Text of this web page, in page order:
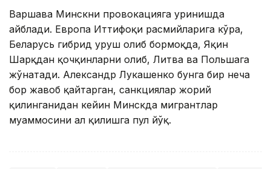
Варшава Минскни провокацияга уринишда
айблади. Европа Иттифоқи расмийларига кўра,
Беларусь гибрид уруш олиб бормоқда, Яқин
Шарқдан қочқинларни олиб, Литва ва Польшага
жўнатади. Aлександр Лукашенко бунга бир неча
бор жавоб қайтарган, санкциялар жорий
қилинганидан кейин Минскда мигрантлар
муаммосини ҳал қилишга пул йўқ.